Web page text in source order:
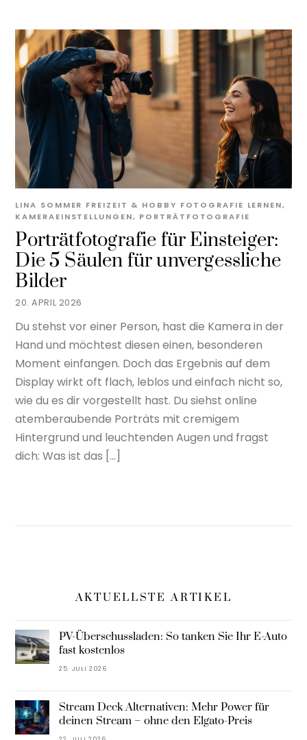
20. APRIL 2026
Porträtfotografie für Einsteiger:
Die 5 Säulen für unvergessliche
Bilder
LINA SOMMER FREIZEIT & HOBBY FOTOGRAFIE LERNEN,
KAMERAEINSTELLUNGEN, PORTRÄTFOTOGRAFIE
Du stehst vor einer Person, hast die Kamera in der
Hand und möchtest diesen einen, besonderen
Moment einfangen. Doch das Ergebnis auf dem
Display wirkt oft flach, leblos und einfach nicht so,
wie du es dir vorgestellt hast. Du siehst online
atemberaubende Porträts mit cremigem
Hintergrund und leuchtenden Augen und fragst
dich: Was ist das […]
AKTUELLSTE ARTIKEL
PV-Überschussladen: So tanken Sie Ihr E-Auto
fast kostenlos
25. JULI 2026
Stream Deck Alternativen: Mehr Power für
deinen Stream – ohne den Elgato-Preis